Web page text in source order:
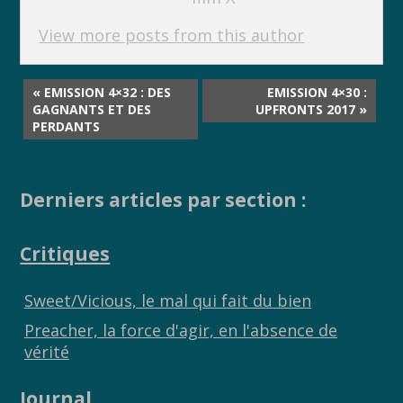
View more posts from this author
« EMISSION 4×32 : DES
GAGNANTS ET DES
PERDANTS
EMISSION 4×30 :
UPFRONTS 2017 »
Derniers articles par section :
Critiques
Sweet/Vicious, le mal qui fait du bien
Preacher, la force d'agir, en l'absence de
vérité